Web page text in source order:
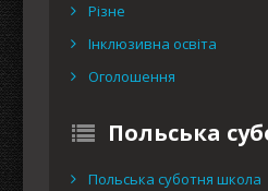
Різне
Інклюзивна освіта
Оголошення
Польська
Польська суботня школа